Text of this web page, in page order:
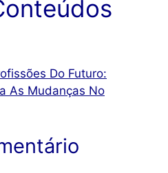
Do Futuro:
As Mudanças No